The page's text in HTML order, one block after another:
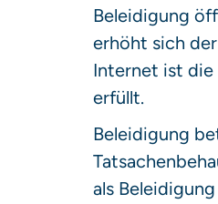
Beleidigung
erhöht sich
Internet ist die
erfüllt.
Beleidigung
als